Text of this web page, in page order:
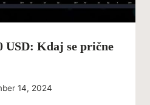
USD: Kdaj se prične
14, 2024